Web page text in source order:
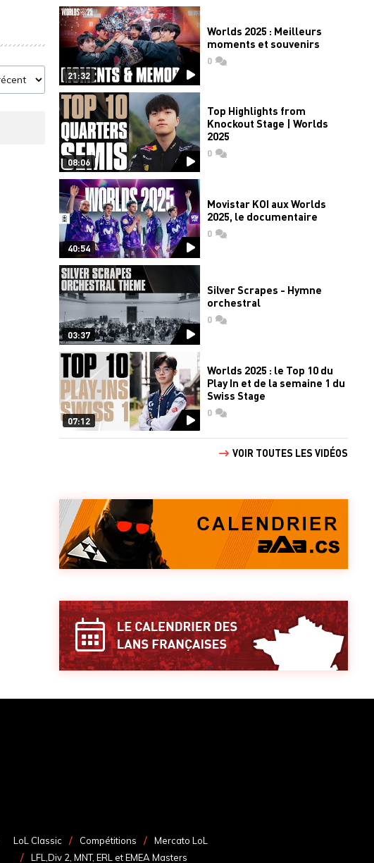
21:32
Worlds 2025 : Meilleurs
moments et souvenirs
0commentaires
08:06
Top Highlights from
Knockout Stage | Worlds
2025
0commentaires
40:54
Movistar KOI aux Worlds
2025, le documentaire
0commentaires
03:37
Silver Scrapes - Hymne
orchestral
0commentaires
07:12
Worlds 2025 : le Top 10 du
Play In et de la semaine 1 du
Swiss Stage
0commentaires
VOIR TOUTES LES VIDÉOS
LoL Classic Compétitions
Mercato LoL
LFL,Div 2, MNT, ERL et EMEA Masters